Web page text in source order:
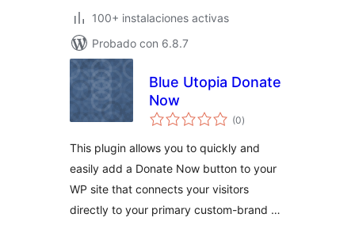
100+ instalaciones activas
Probado con 6.8.7
Blue Utopia Donate
Now
(0total
de
)
This plugin allows you to quickly and
easily add a Donate Now button to your
WP site that connects your visitors
directly to your primary custom-brand …